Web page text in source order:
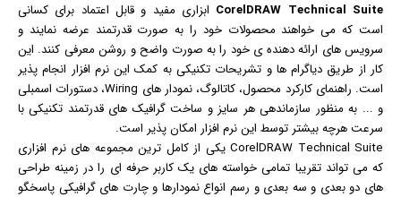
CorelDRAW Technical Suite ابزاری مفید و قابل اعتماد برای کسانی
است که می خواهند محصولات خود را به صورت قدرتمند عرضه نمایند و
سرویس های ارائه دهنده ی خود را به صورت واضح و روشن معرفی کنند. این
کار از طریق دیاگرام ها و تشریحات تکنیکی به کمک ایننرم افزار انجام پذیر
است. راهنمای کارکرد محصول، کاتالوگ، نمودار های Wiring، دستورات اسمبلی
و ... به منظور سازماندهی هر سایز و ساختگرافیکهای قدرتمند تکنیکی با
سرعت هرچه بیشتر توسط این نرم افزار امکان پذیر است.
CorelDRAW Technical Suite یکی از کامل ترین مجموعه های نرم افزاری
که می تواند تقریبا تمامی خواسته های یک کاربر حرفه ای را در زمینه طراحی
های دو بعدی و سه بعدی و رسم انواع نمودارها و چارت های گرافیکی پاسخگو